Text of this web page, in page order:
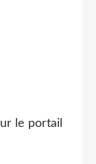
le portail